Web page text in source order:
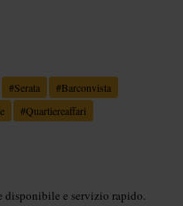
#Serata #Barconvista
#Quartiereaffari
disponibile e servizio rapido.